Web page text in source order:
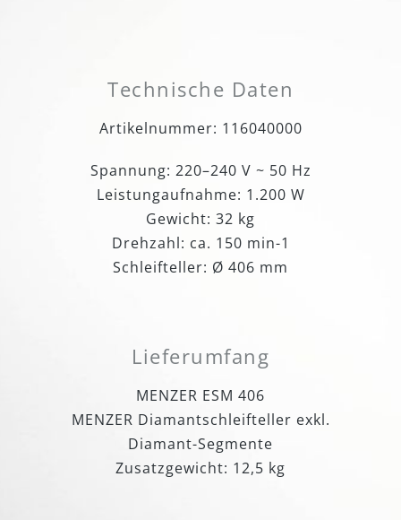
Technische Daten
Artikelnummer: 116040000
Spannung: 220–240 V ~ 50 Hz
Leistungaufnahme: 1.200 W
Gewicht: 32 kg
Drehzahl: ca. 150 min-1
Schleifteller: Ø 406 mm
Lieferumfang
MENZER ESM 406
MENZER Diamantschleifteller exkl.
Diamant-Segmente
Zusatzgewicht: 12,5 kg